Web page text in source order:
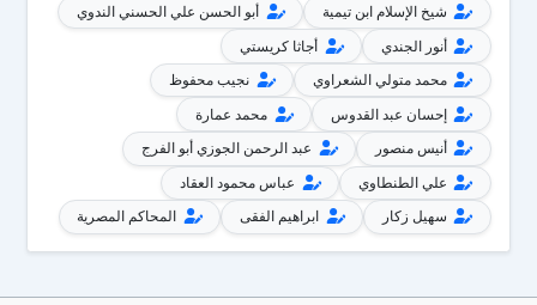
شيخ الإسلام ابن تيمية
أبو الحسن علي الحسني الندوي
أنور الجندي
أجاثا كريستي
محمد متولي الشعراوي
نجيب محفوظ
إحسان عبد القدوس
محمد عمارة
أنيس منصور
عبد الرحمن الجوزي أبو الفرج
علي الطنطاوي
عباس محمود العقاد
سهيل زكار
ابراهيم الفقى المحاكم المصرية